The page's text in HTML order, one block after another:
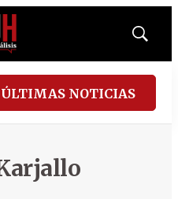
Mostrar
ÚLTIMAS NOTICIAS